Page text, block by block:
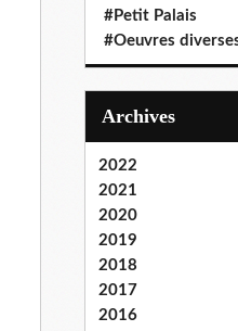
#Petit Palais
#Oeuvres
Archives
2022
2021
2020
2019
2018
2017
2016